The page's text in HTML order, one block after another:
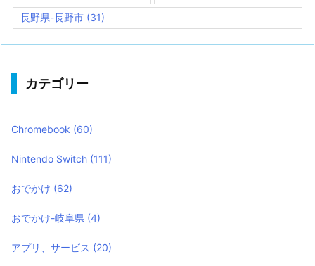
長野県-長野市 (31)
カテゴリー
Chromebook (60)
Nintendo Switch (111)
おでかけ (62)
おでかけ-岐阜県 (4)
アプリ、サービス (20)